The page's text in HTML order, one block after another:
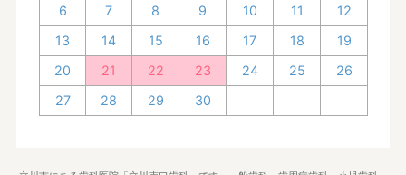
6
7 8 9 10 11
12
13
14 15 16 17 18
19
20
21 22 23 24 25
26
27
28 29 30